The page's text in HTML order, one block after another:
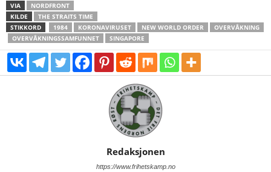
VIA
NORDFRONT
KILDE
THE STRAITS TIME
STIKKORD
1984 KORONAVIRUSET NEW WORLD ORDER
OVERVÅKNING
OVERVÅKNINGSSAMFUNNET
SINGAPORE
Redaksjonen
https://www.frihetskamp.no